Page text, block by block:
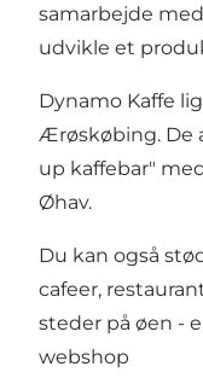
samarbejde
udvikle et
Dynamo Kaffe
Ærøskøbing. De
up kaffebar"
Øhav.
Du kan også
cafeer,
steder på øen -
webshop